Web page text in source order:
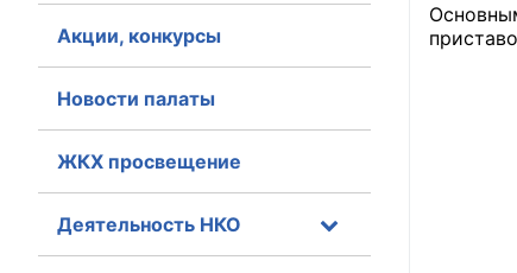
Акции, конкурсы
Новости палаты
ЖКХ просвещение
Деятельность НКО